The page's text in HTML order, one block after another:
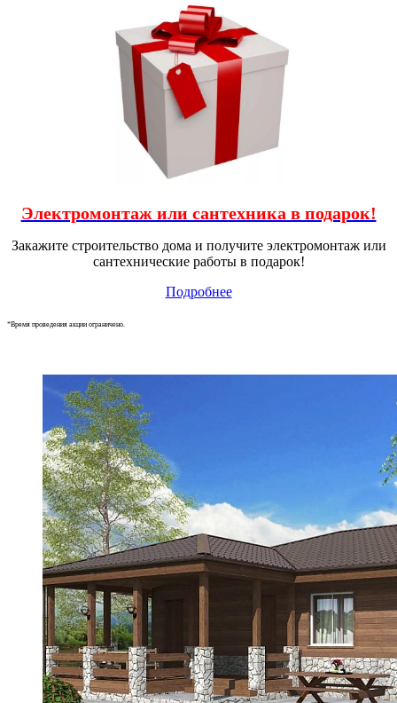
Электромонтаж или сантехника в подарок!
Закажите строительство дома и получите электромонтаж или
сантехнические работы в подарок!
Подробнее
*Время проведения акции ограничено.